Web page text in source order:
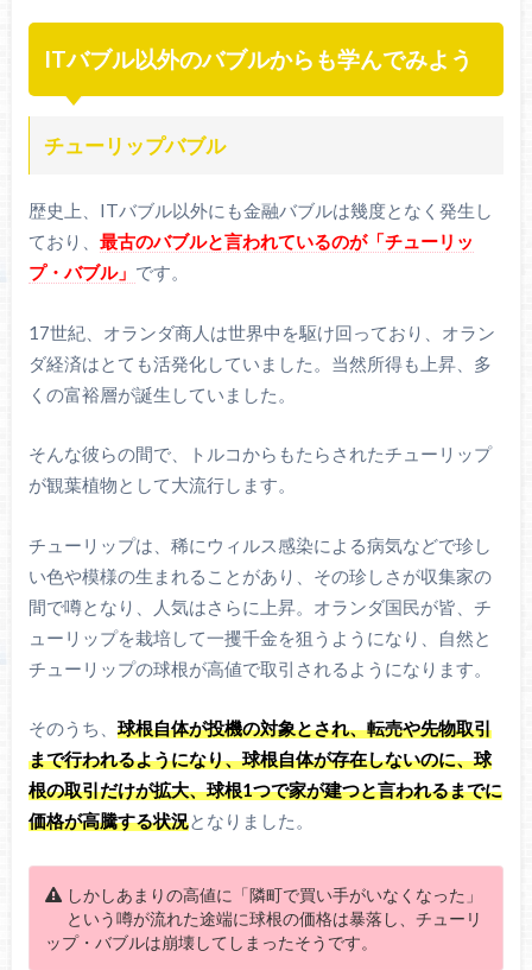
ITバブル以外のバブルからも学んでみよう
チューリップバブル
歴史上、ITバブル以外にも金融バブルは幾度となく発生し
ており、 最古のバブルと言われているのが「チューリッ
プ・バブル」 です。
17世紀、オランダ商人は世界中を駆け回っており、オラン
ダ経済はとても活発化していました。当然所得も上昇、多
くの富裕層が誕生していました。
そんな彼らの間で、トルコからもたらされたチューリップ
が観葉植物として大流行します。
チューリップは、稀にウィルス感染による病気などで珍し
い色や模様の生まれることがあり、その珍しさが収集家の
間で噂となり、人気はさらに上昇。オランダ国民が皆、チ
ューリップを栽培して一攫千金を狙うようになり、自然と
チューリップの球根が高値で取引されるようになります。
そのうち、 球根自体が投機の対象とされ、転売や先物取引
まで行われるようになり、球根自体が存在しないのに、球
根の取引だけが拡大、球根1つで家が建つと言われるまでに
価格が高騰する状況となりました。
しかしあまりの高値に「隣町で買い手がいなくなった」
という噂が流れた途端に球根の価格は暴落し、チューリ
ップ・バブルは崩壊してしまったそうです。